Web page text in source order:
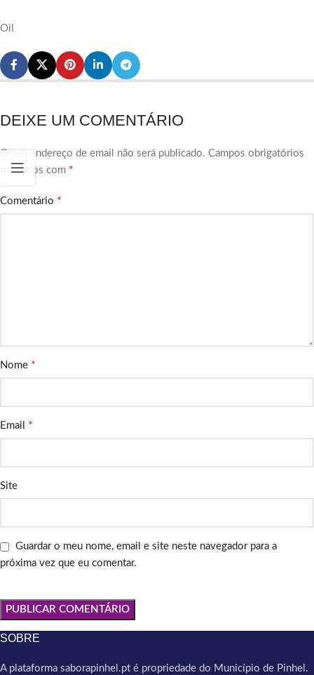
Oil
DEIXE UM COMENTÁRIO
O seu endereço de email não será publicado. Campos obrigatórios
marcados com *
Comentário *
Nome *
Email *
Site
Guardar o meu nome, email e site neste navegador para a
próxima vez que eu comentar.
SOBRE
A plataforma saborapinhel.pt é propriedade do Município de Pinhel.